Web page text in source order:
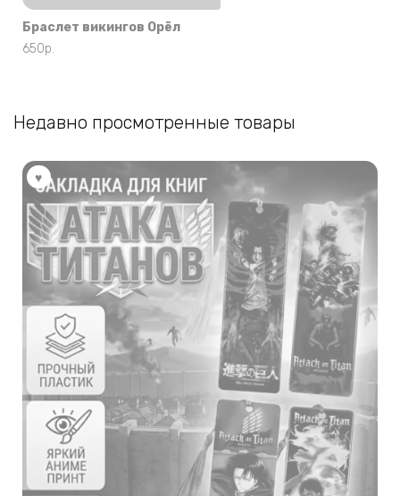
Браслет викингов Орёл
650р.
Недавно просмотренные товары